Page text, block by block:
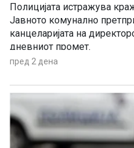
Полицијата истражува
Јавното комунално
канцеларијата на
дневниот промет.
пред 2 дена